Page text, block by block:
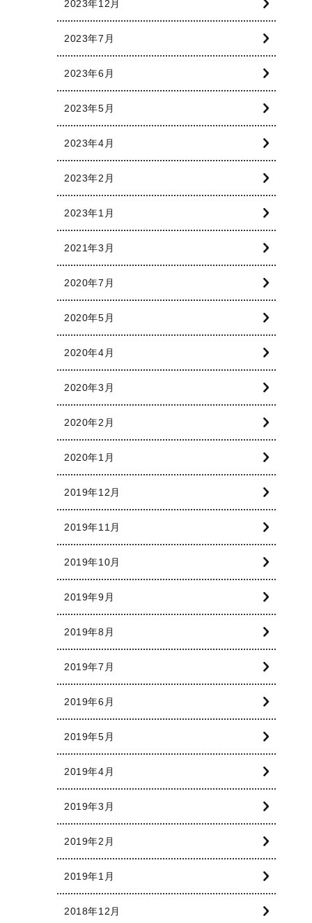
2023年12月
2023年7月
2023年6月
2023年5月
2023年4月
2023年2月
2023年1月
2021年3月
2020年7月
2020年5月
2020年4月
2020年3月
2020年2月
2020年1月
2019年12月
2019年11月
2019年10月
2019年9月
2019年8月
2019年7月
2019年6月
2019年5月
2019年4月
2019年3月
2019年2月
2019年1月
2018年12月